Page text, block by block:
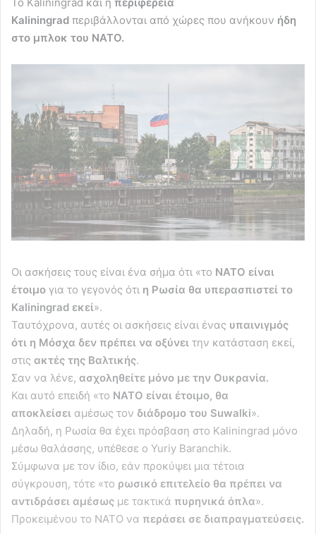
Το Kaliningrad και η περιφέρεια
Kaliningrad περιβάλλονται από χώρες που ανήκουν ήδη
στο μπλοκ του ΝΑΤΟ.
Οι ασκήσεις τους είναι ένα σήμα ότι «το ΝΑΤΟ είναι
έτοιμο για το γεγονός ότι η Ρωσία θα υπερασπιστεί το
Kaliningrad εκεί».
Ταυτόχρονα, αυτές οι ασκήσεις είναι ένας υπαινιγμός
ότι η Μόσχα δεν πρέπει να οξύνει την κατάσταση εκεί,
στις ακτές της Βαλτικής.
Σαν να λένε, ασχοληθείτε μόνο με την Ουκρανία.
Και αυτό επειδή «το ΝΑΤΟ είναι έτοιμο, θα
αποκλείσει αμέσως τον διάδρομο του Suwalki».
Δηλαδή, η Ρωσία θα έχει πρόσβαση στο Kaliningrad μόνο
μέσω θαλάσσης, υπέθεσε ο Yuriy Baranchik.
Σύμφωνα με τον ίδιο, εάν προκύψει μια τέτοια
σύγκρουση, τότε «το ρωσικό επιτελείο θα πρέπει να
αντιδράσει αμέσως με τακτικά πυρηνικά όπλα».
Προκειμένου το ΝΑΤΟ να περάσει σε διαπραγματεύσεις.